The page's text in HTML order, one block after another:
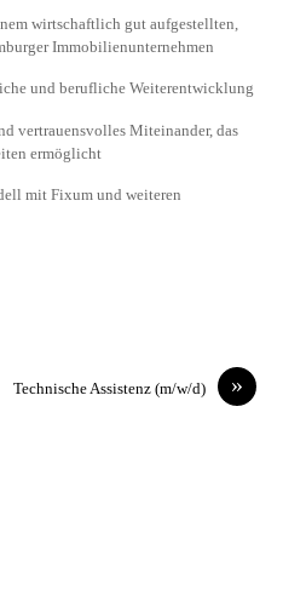
wirtschaftlich gut aufgestellten,
Immobilienunternehmen
und berufliche Weiterentwicklung
vertrauensvolles Miteinander, das
ermöglicht
mit Fixum und weiteren
»
Technische Assistenz (m/w/d)